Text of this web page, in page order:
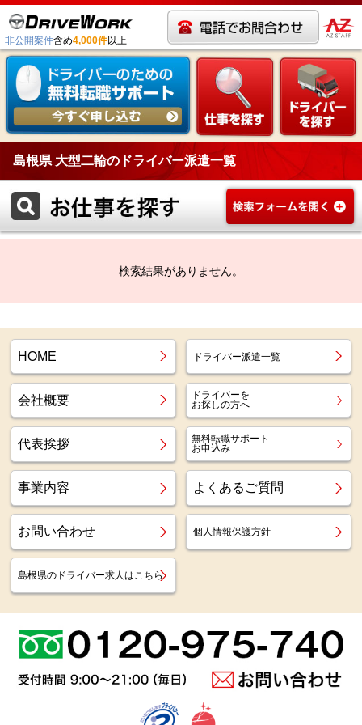
非公開案件含め4,000件以上
島根県 大型二輪のドライバー派遣一覧
検索結果がありません。
HOME ドライバー派遣一覧
会社概要
ドライバーを
お探しの方へ
代表挨拶
無料転職サポート
お申込み
事業内容 よくあるご質問
お問い合わせ 個人情報保護方針
島根県のドライバー求人はこちら